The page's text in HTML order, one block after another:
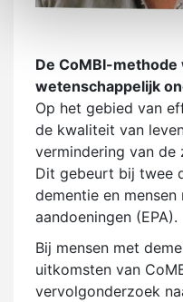
De CoMBI-
wetenschappelijk
Op het gebied van
de kwaliteit van
vermindering van de
Dit gebeurt bij twee
dementie en
aandoeningen (EPA).
Bij mensen met
uitkomsten van
vervolgonderzoek